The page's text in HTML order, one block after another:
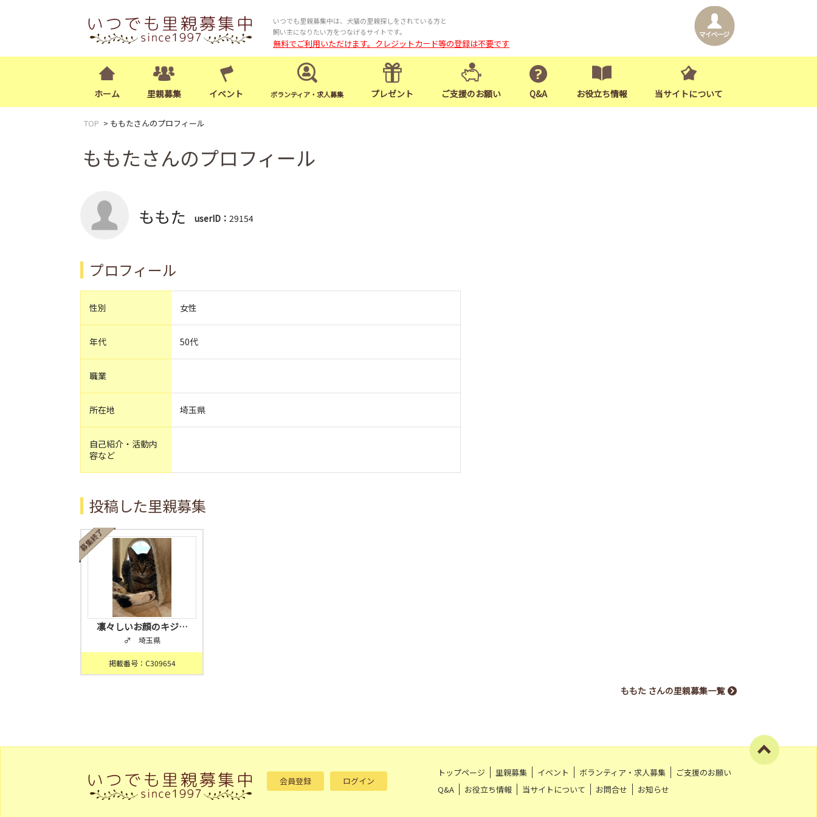
いつでも里親募集中は、犬猫の里親探しをされている方と
飼い主になりたい方をつなげるサイトです。
無料でご利用いただけます。クレジットカード等の登録は不要です
ホーム 里親募集 イベント ボランティア・求人募集 プレゼント ご支援のお願い Q&A お役立ち情報 当サイトについて
TOP ももたさんのプロフィール
ももたさんのプロフィール
ももた userID： 29154
プロフィール
性別 女性
年代 50代
職業
所在地 埼玉県
自己紹介・活動内
容など
投稿した里親募集
凛々しいお顔のキジ…
♂ 埼玉県
掲載番号：C309654
ももた さんの里親募集一覧
会員登録 ログイン
トップページ 里親募集 イベント ボランティア・求人募集
ご支援のお願い
Q&A
お役立ち情報 当サイトについて お問合せ お知らせ